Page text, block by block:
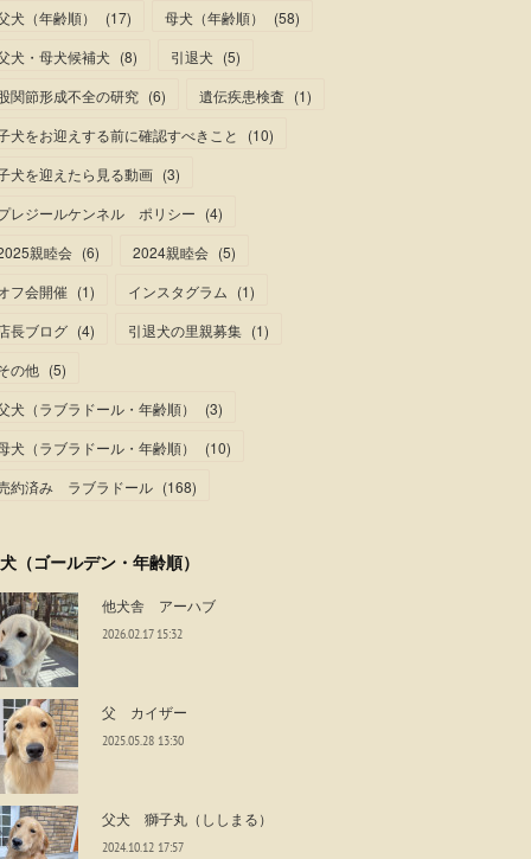
犬（年齢順）
(17) 母犬（年齢順） (58)
犬・母犬候補犬 (8) 引退犬 (5)
関節形成不全の研究 (6) 遺伝疾患検査 (1)
犬をお迎えする前に確認すべきこと
(10)
犬を迎えたら見る動画 (3)
レジールケンネル ポリシー (4)
親睦会 (6) 2024親睦会 (5)
フ会開催 (1) インスタグラム (1)
長ブログ (4) 引退犬の里親募集 (1)
の他 (5)
犬（ラブラドール・年齢順）
(3)
犬（ラブラドール・年齢順）
(10)
約済み ラブラドール (168)
（ゴールデン・年齢順）
他犬舎 アーハブ
2026.02.17 15:32
父 カイザー
2025.05.28 13:30
父犬 獅子丸（ししまる）
2024.10.12 17:57